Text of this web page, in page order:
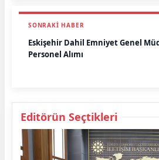
SONRAKI HABER
Eskişehir Dahil Emniyet Genel
Personel Alımı
Editörün Seçtikleri